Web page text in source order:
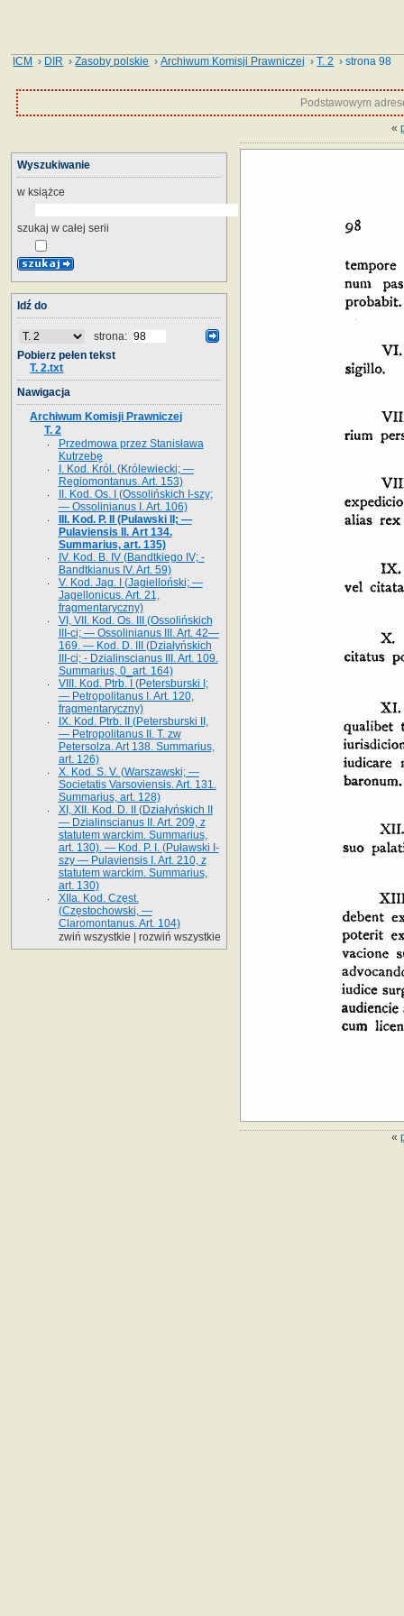
ICM › DIR ›Zasoby polskie ›Archiwum Komisji Prawniczej ›T. 2 › strona 98
Podstawowym
«
«
Wyszukiwanie
w książce
szukaj w całej serii
Idź do
strona:
Pobierz pełen tekst
T. 2.txt
Nawigacja
Archiwum Komisji Prawniczej
T. 2
Przedmowa przez Stanisława
Kutrzebę
I. Kod. Król. (Królewiecki; —
Regiomontanus. Art. 153)
II. Kod. Os. I (Ossolińskich I-szy;
— Ossolinianus I. Art. 106)
III. Kod. P. II (Puławski II; —
Pulaviensis II. Art 134.
Summarius, art. 135)
IV. Kod. B. IV (Bandtkiego IV; -
Bandtkianus IV. Art. 59)
V. Kod. Jag. I (Jagielloński; —
Jagellonicus. Art. 21,
fragmentaryczny)
VI, VII. Kod. Os. III (Ossolińskich
III-ci; — Ossolinianus III. Art. 42—
169. — Kod. D. III (Działyńskich
III-ci; - Dzialinscianus III. Art. 109.
Summarius, 0_art. 164)
VIII. Kod. Ptrb. I (Petersburski I;
— Petropolitanus I. Art. 120,
fragmentaryczny)
IX. Kod. Ptrb. II (Petersburski II,
— Petropolitanus II. T. zw
Petersolza. Art 138. Summarius,
art. 126)
X. Kod. S. V. (Warszawski; —
Societatis Varsoviensis. Art. 131.
Summarius, art. 128)
XI, XII. Kod. D. II (Działyńskich II
— Dzialinscianus II. Art. 209, z
statutem warckim. Summarius,
art. 130). — Kod. P. I. (Puławski I-
szy — Pulaviensis I. Art. 210, z
statutem warckim. Summarius,
art. 130)
XIIa. Kod. Częst.
(Częstochowski, —
Claromontanus. Art. 104)
zwiń wszystkie
rozwiń wszystkie